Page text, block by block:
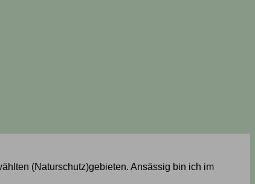
(Naturschutz)gebieten. Ansässig bin ich im